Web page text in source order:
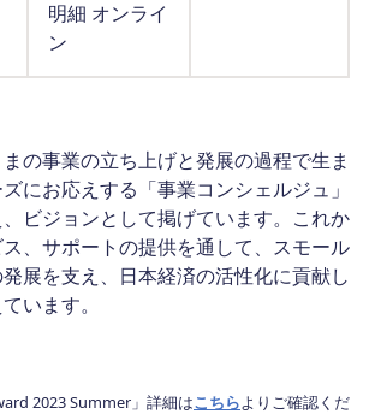
明細 オンライ
ン
の事業の立ち上げと発展の過程で生ま
にお応えする「事業コンシェルジュ」
ビジョンとして掲げています。これか
、サポートの提供を通して、スモール
展を支え、日本経済の活性化に貢献し
います。
2023 Summer」詳細はこちらよりご確認くだ